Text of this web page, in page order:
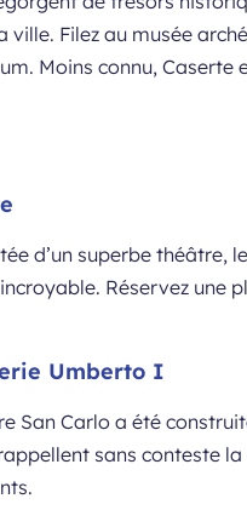
ville. Filez au musée
Moins connu, Caserte
d’un superbe théâtre,
Réservez une
Umberto I
San Carlo a été
sans conteste